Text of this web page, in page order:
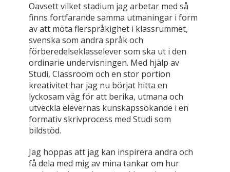
Oavsett vilket stadium jag arbetar med så
finns fortfarande samma utmaningar i form
av att möta flerspråkighet i klassrummet,
svenska som andra språk och
förberedelseklasselever som ska ut i den
ordinarie undervisningen. Med hjälp av
Studi, Classroom och en stor portion
kreativitet har jag nu börjat hitta en
lyckosam väg för att berika, utmana och
utveckla elevernas kunskapssökande i en
formativ skrivprocess med Studi som
bildstöd.
Jag hoppas att jag kan inspirera andra och
få dela med mig av mina tankar om hur